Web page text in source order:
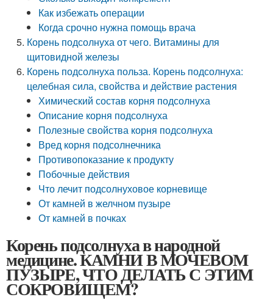
Как избежать операции
Когда срочно нужна помощь врача
Корень подсолнуха от чего. Витамины для
щитовидной железы
Корень подсолнуха польза. Корень подсолнуха:
целебная сила, свойства и действие растения
Химический состав корня подсолнуха
Описание корня подсолнуха
Полезные свойства корня подсолнуха
Вред корня подсолнечника
Противопоказание к продукту
Побочные действия
Что лечит подсолнуховое корневище
От камней в желчном пузыре
От камней в почках
Корень подсолнуха в народной
медицине. КАМНИ В МОЧЕВОМ
ПУЗЫРЕ, ЧТО ДЕЛАТЬ С ЭТИМ
СОКРОВИЩЕМ?